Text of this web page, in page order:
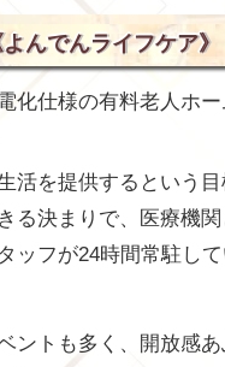
よんでんライフケア》
化仕様の有料老人ホ
活を提供するという
る決まりで、医療機
ッフが24時間常駐して
ントも多く、開放感